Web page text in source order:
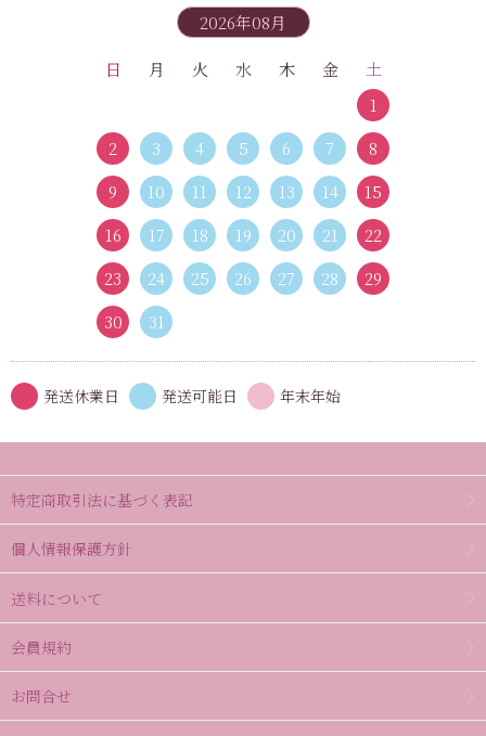
2026年08月
日 月 火 水 木 金
土
1
2
3 4 5 6 7
8
9
10 11 12 13 14
15
16
17 18 19 20 21
22
23
24 25 26 27 28
29
30
31
発送休業日 発送可能日 年末年始
特定商取引法に基づく表記
個人情報保護方針
送料について
会員規約
お問合せ